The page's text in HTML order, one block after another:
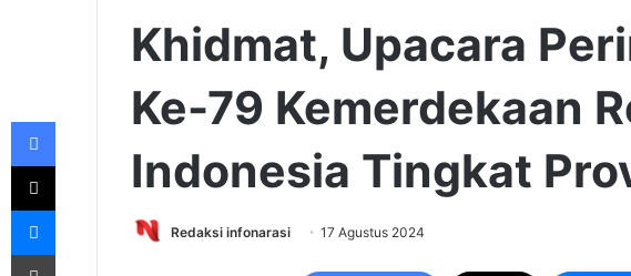
Khidmat, Upacara
Ke-79 Kemerdekaan
Indonesia Tingkat
Redaksi infonarasi 17 Agustus 2024